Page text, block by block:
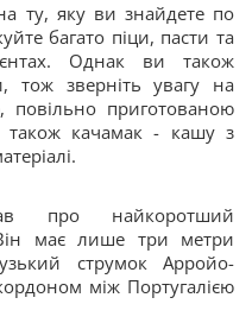
ту, яку ви знайдете по
багато піци, пасти та
Однак ви також
тож зверніть увагу на
приготованою
качамак - кашу з
про найкоротший
має лише три метри
струмок Арройо-
між Португалією